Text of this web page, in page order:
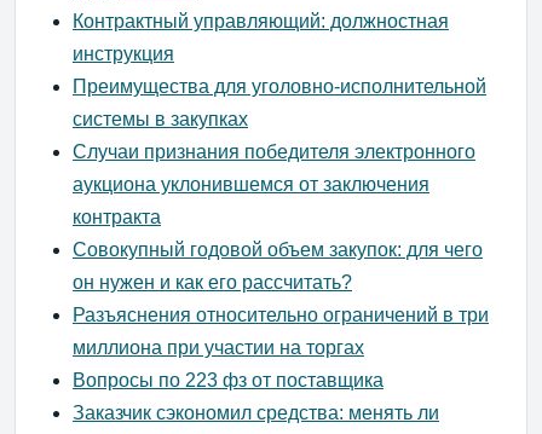
Контрактный управляющий: должностная
инструкция
Преимущества для уголовно-исполнительной
системы в закупках
Случаи признания победителя электронного
аукциона уклонившемся от заключения
контракта
Совокупный годовой объем закупок: для чего
он нужен и как его рассчитать?
Разъяснения относительно ограничений в три
миллиона при участии на торгах
Вопросы по 223 фз от поставщика
Заказчик сэкономил средства: менять ли